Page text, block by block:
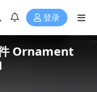
登录
Ornament